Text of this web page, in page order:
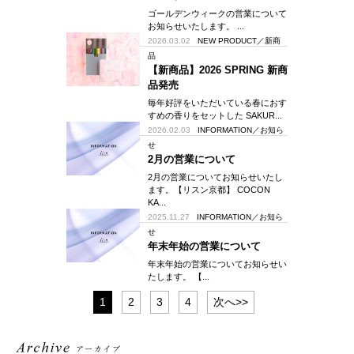
ゴールデンウィークの営業について
お知らせいたします。 ...
2026.03.02
NEW PRODUCT／新商
品
【新商品】2026 SPRING 新商
品発売
毎年好評をいただいている春におす
すめの香りをセットした SAKUR...
2026.02.03
INFORMATION／お知ら
せ
2月の営業について
2月の営業についてお知らせいたし
ます。【リスン京都】 COCON
KA...
2025.11.27
INFORMATION／お知ら
せ
年末年始の営業について
年末年始の営業についてお知らせい
たします。 【...
1 2 3 4 次へ>>